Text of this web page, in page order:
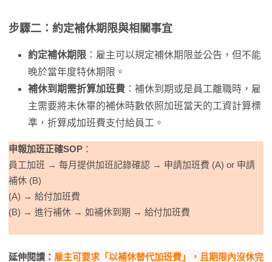
步驟二：約定補休期限與相關事宜
約定補休期限 ：雇主可以規定補休期限並公告，但不能
晚於當年度特休期限。
補休到期需折算加班費 ：補休到期或是員工離職時，雇
主需要將未休畢的補休時數依照加班當天的工資計算標
準，折算成加班費支付給員工。
申報加班正確SOP ：
員工加班 → 每月提供加班記錄確認 → 申請加班費 (A) or 申請
補休 (B)
(A) → 給付加班費
(B) → 進行補休 → 如補休到期 → 給付加班費
延伸閱讀： 雇主可要求「以補休替代加班費」，且期限內沒休完